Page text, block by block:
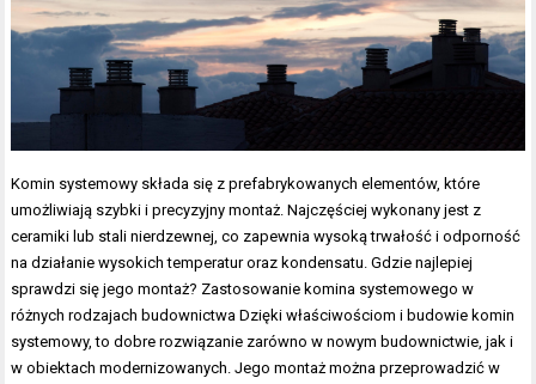
Komin systemowy składa się z prefabrykowanych elementów, które
umożliwiają szybki i precyzyjny montaż. Najczęściej wykonany jest z
ceramiki lub stali nierdzewnej, co zapewnia wysoką trwałość i odporność
na działanie wysokich temperatur oraz kondensatu. Gdzie najlepiej
sprawdzi się jego montaż? Zastosowanie komina systemowego w
różnych rodzajach budownictwa Dzięki właściwościom i budowie komin
systemowy, to dobre rozwiązanie zarówno w nowym budownictwie, jak i
w obiektach modernizowanych. Jego montaż można przeprowadzić w